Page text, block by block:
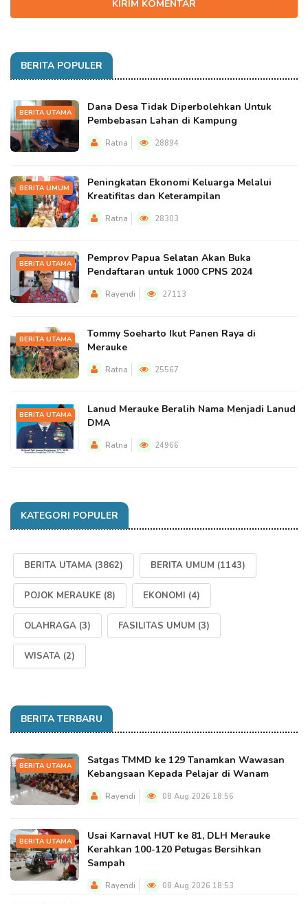
KIRIM KOMENTAR
BERITA POPULER
BERITA UTAMA
Dana Desa Tidak Diperbolehkan Untuk
Pembebasan Lahan di Kampung
Ratna 28894
BERITA UMUM
Peningkatan Ekonomi Keluarga Melalui
Kreatifitas dan Keterampilan
Ratna 28303
BERITA UTAMA
Pemprov Papua Selatan Akan Buka
Pendaftaran untuk 1000 CPNS 2024
Rayendi 27113
BERITA UTAMA
Tommy Soeharto Ikut Panen Raya di
Merauke
Ratna 25567
BERITA UTAMA
Lanud Merauke Beralih Nama Menjadi Lanud
DMA
Ratna 24966
KATEGORI POPULER
BERITA UTAMA (3862) BERITA UMUM (1143)
POJOK MERAUKE (8) EKONOMI (4)
OLAHRAGA (3) FASILITAS UMUM (3)
WISATA (2)
BERITA TERBARU
BERITA UTAMA
Satgas TMMD ke 129 Tanamkan Wawasan
Kebangsaan Kepada Pelajar di Wanam
Rayendi 08 Aug 2026 18:56
BERITA UTAMA
Usai Karnaval HUT ke 81, DLH Merauke
Kerahkan 100-120 Petugas Bersihkan
Sampah
Rayendi 08 Aug 2026 18:53